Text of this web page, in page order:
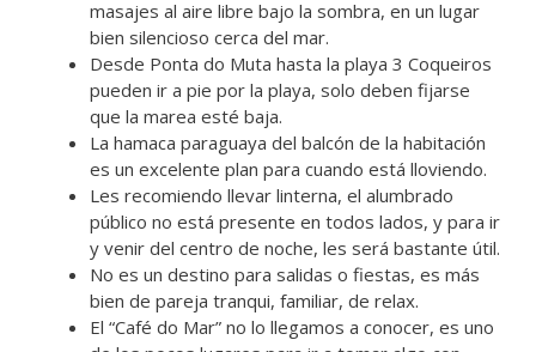
masajes al aire libre bajo la sombra, en un lugar
bien silencioso cerca del mar.
Desde Ponta do Muta hasta la playa 3 Coqueiros
pueden ir a pie por la playa, solo deben fijarse
que la marea esté baja.
La hamaca paraguaya del balcón de la habitación
es un excelente plan para cuando está lloviendo.
Les recomiendo llevar linterna, el alumbrado
público no está presente en todos lados, y para ir
y venir del centro de noche, les será bastante útil.
No es un destino para salidas o fiestas, es más
bien de pareja tranqui, familiar, de relax.
El “Café do Mar” no lo llegamos a conocer, es uno